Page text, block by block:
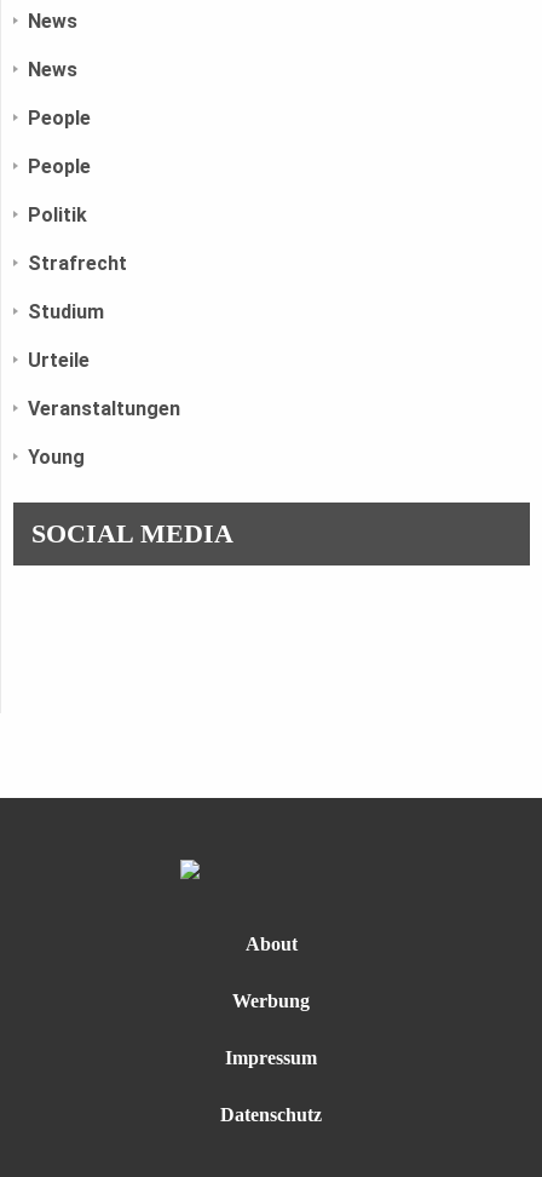
News
News
People
People
Politik
Strafrecht
Studium
Urteile
Veranstaltungen
Young
SOCIAL MEDIA
About
Werbung
Impressum
Datenschutz